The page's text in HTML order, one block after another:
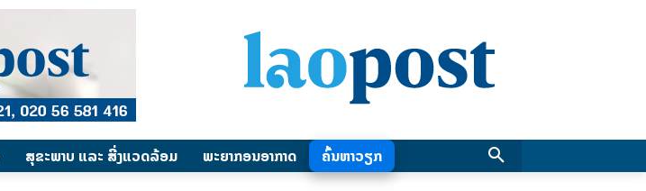
ສຸຂະພາບ ແລະ ສີ່ງແວດລ້ອມ ພະຍາກອນອາກາດ ຄົ້ນຫາວຽກ